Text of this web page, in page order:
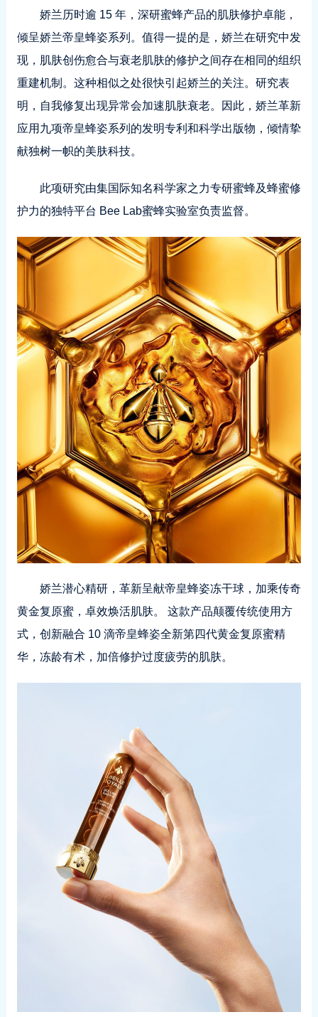
娇兰历时逾 15 年，深研蜜蜂产品的肌肤修护卓能，
倾呈娇兰帝皇蜂姿系列。值得一提的是，娇兰在研究中发
现，肌肤创伤愈合与衰老肌肤的修护之间存在相同的组织
重建机制。这种相似之处很快引起娇兰的关注。研究表
明，自我修复出现异常会加速肌肤衰老。因此，娇兰革新
应用九项帝皇蜂姿系列的发明专利和科学出版物，倾情挚
献独树一帜的美肤科技。
此项研究由集国际知名科学家之力专研蜜蜂及蜂蜜修
护力的独特平台 Bee Lab蜜蜂实验室负责监督。
娇兰潜心精研，革新呈献帝皇蜂姿冻干球，加乘传奇
黄金复原蜜，卓效焕活肌肤。 这款产品颠覆传统使用方
式，创新融合 10 滴帝皇蜂姿全新第四代黄金复原蜜精
华，冻龄有术，加倍修护过度疲劳的肌肤。